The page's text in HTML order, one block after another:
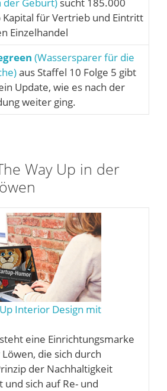
Kapital für Vertrieb und Eintritt
Einzelhandel
(Wassersparer für die
aus Staffel 10 Folge 5 gibt
Update, wie es nach der
weiter ging.
Way Up in der
Interior Design mit
eine Einrichtungsmarke
die sich durch
der Nachhaltigkeit
sich auf Re- und